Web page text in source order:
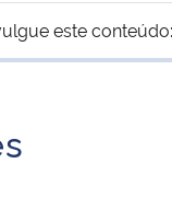
este conteúdo: